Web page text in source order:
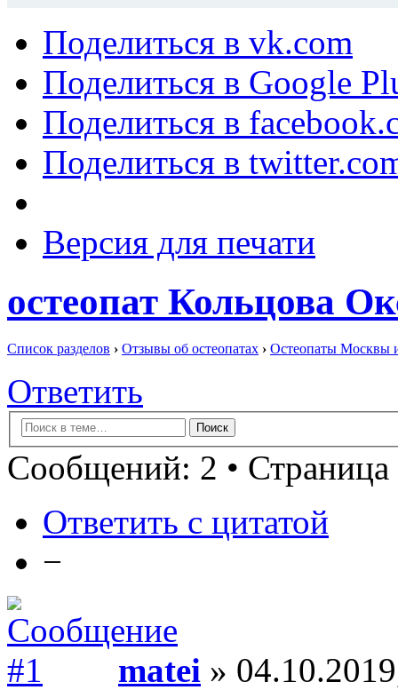
Поделиться в vk.com
Поделиться в Google
Поделиться в
Поделиться в
Версия для печати
остеопат Кольцова
Список разделов › Отзывы об остеопатах › Остеопаты Москвы
Ответить
Сообщений: 2 • Страница
Ответить с цитатой
−
matei »